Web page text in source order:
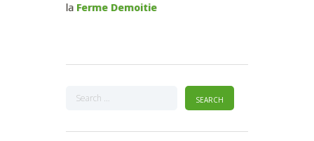
la Ferme Demoitie